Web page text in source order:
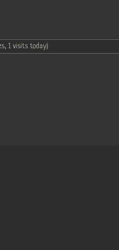
1 visits today)